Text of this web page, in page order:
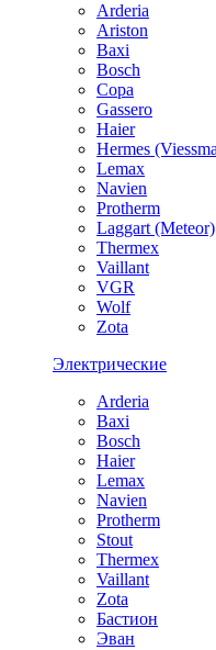
Arderia
Ariston
Baxi
Bosch
Copa
Gassero
Haier
Hermes
Lemax
Navien
Protherm
Laggart (Meteor)
Thermex
Vaillant
VGR
Wolf
Zota
Электрические
Arderia
Baxi
Bosch
Haier
Lemax
Navien
Protherm
Stout
Thermex
Vaillant
Zota
Бастион
Эван